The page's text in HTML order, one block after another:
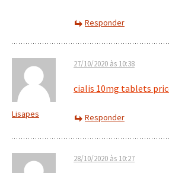
Responder
Lisapes
27/10/2020 às 10:38
cialis 10mg tablets
Responder
28/10/2020 às 10:27